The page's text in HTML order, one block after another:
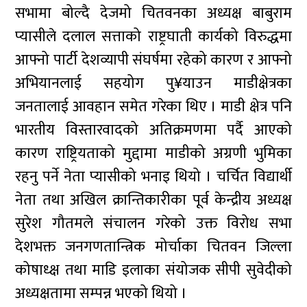
सभामा बोल्दै देजमो चितवनका अध्यक्ष बाबुराम
प्यासीले दलाल सत्ताको राष्ट्रघाती कार्यको विरुद्धमा
आफ्नो पार्टी देशव्यापी संघर्षमा रहेको कारण र आफ्नो
अभियानलाई सहयोग पु¥याउन माडीक्षेत्रका
जनतालाई आवहान समेत गरेका थिए । माडी क्षेत्र पनि
भारतीय विस्तारवादको अतिक्रमणमा पर्दै आएको
कारण राष्ट्रियताको मुद्दामा माडीको अग्रणी भुमिका
रहनु पर्ने नेता प्यासीको भनाइ थियो । चर्चित विद्यार्थी
नेता तथा अखिल क्रान्तिकारीका पूर्व केन्द्रीय अध्यक्ष
सुरेश गौतमले संचालन गरेको उक्त विरोध सभा
देशभक्त जनगणतान्त्रिक मोर्चाका चितवन जिल्ला
कोषाध्क्ष तथा माडि इलाका संयोजक सीपी सुवेदीको
अध्यक्षतामा सम्पन्न भएको थियो ।